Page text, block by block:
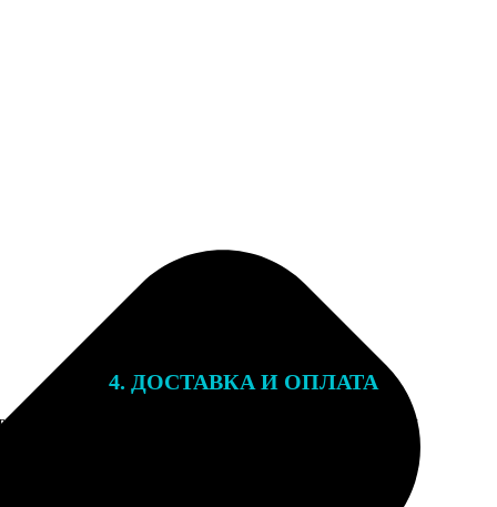
После
на email с
4. ДОСТАВКА И ОПЛАТА
Подарочный сертификат мы отправляем